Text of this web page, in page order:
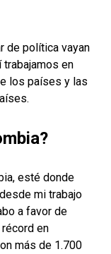
de política vayan
trabajamos en
los países y las
esté donde
mi trabajo
a favor de
en
más de 1.700